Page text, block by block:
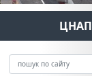
ЦНАП